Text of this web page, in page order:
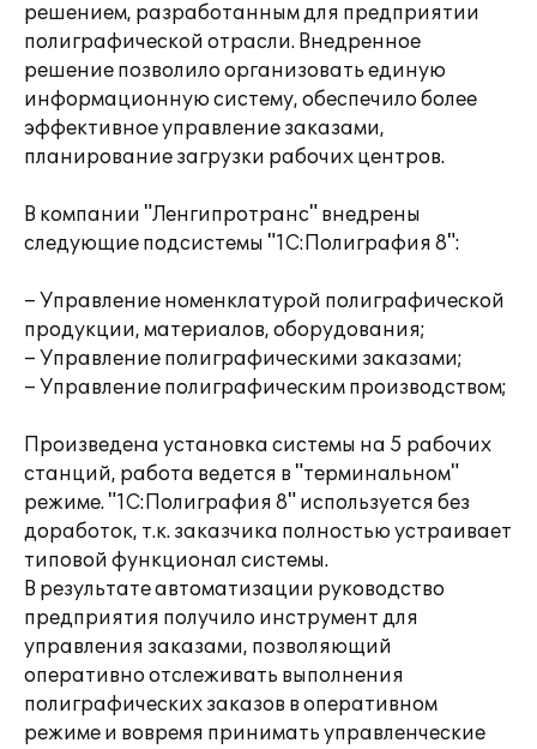
решением, разработанным для предприятии
полиграфической отрасли. Внедренное
решение позволило организовать единую
информационную систему, обеспечило более
эффективное управление заказами,
планирование загрузки рабочих центров.
В компании "Ленгипротранс" внедрены
следующие подсистемы "1С:Полиграфия 8":
– Управление номенклатурой полиграфической
продукции, материалов, оборудования;
– Управление полиграфическими заказами;
– Управление полиграфическим производством;
Произведена установка системы на 5 рабочих
станций, работа ведется в "терминальном"
режиме. "1С:Полиграфия 8" используется без
доработок, т.к. заказчика полностью устраивает
типовой функционал системы.
В результате автоматизации руководство
предприятия получило инструмент для
управления заказами, позволяющий
оперативно отслеживать выполнения
полиграфических заказов в оперативном
режиме и вовремя принимать управленческие